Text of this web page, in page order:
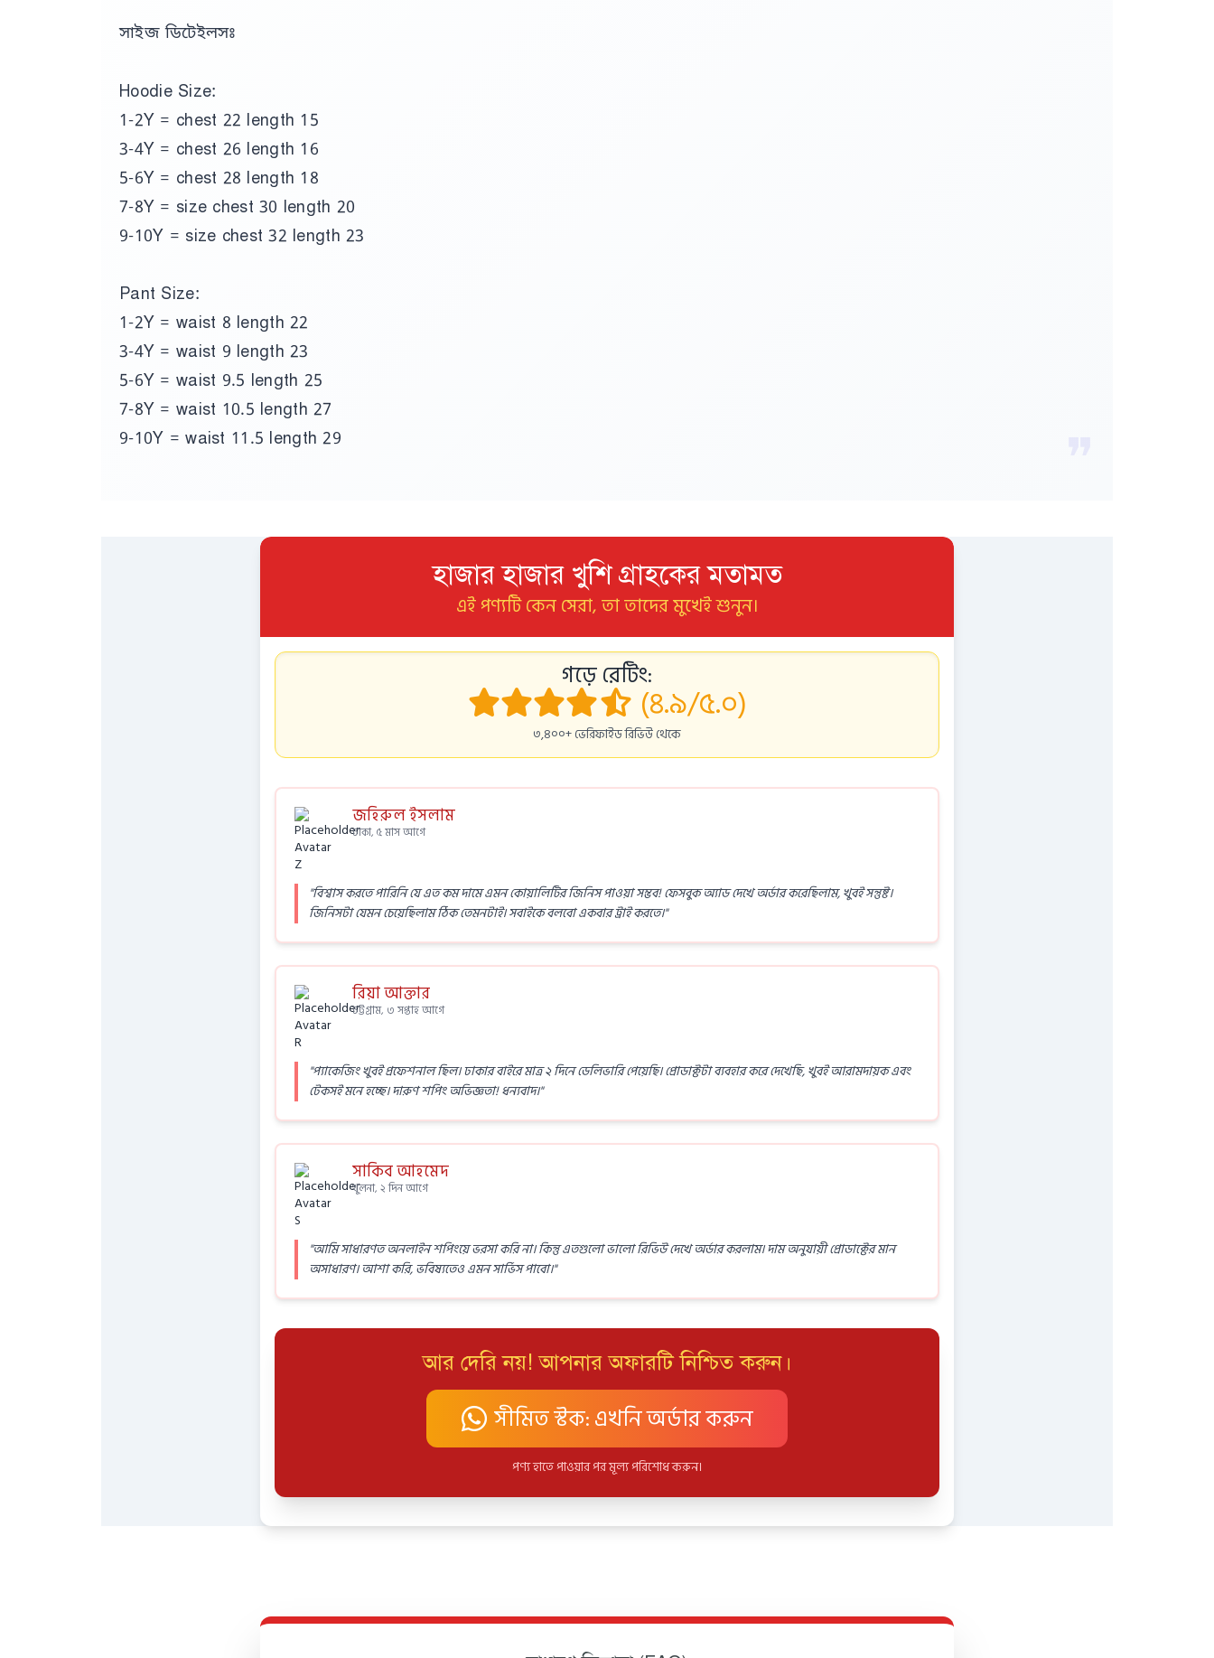
সাইজ ডিটেইলসঃ
Hoodie Size:
1-2Y = chest 22 length 15
3-4Y = chest 26 length 16
5-6Y = chest 28 length 18
7-8Y = size chest 30 length 20
9-10Y = size chest 32 length 23
Pant Size:
1-2Y = waist 8 length 22
3-4Y = waist 9 length 23
5-6Y = waist 9.5 length 25
7-8Y = waist 10.5 length 27
9-10Y = waist 11.5 length 29
হাজার হাজার খুশি গ্রাহকের মতামত
এই পণ্যটি কেন সেরা, তা তাদের মুখেই শুনুন।
গড়ে রেটিং:
(৪.৯/৫.০)
৩,৪০০+ ভেরিফাইড রিভিউ থেকে
জহিরুল ইসলাম
ঢাকা, ৫ মাস আগে
"বিশ্বাস করতে পারিনি যে এত কম দামে এমন কোয়ালিটির জিনিস পাওয়া সম্ভব! ফেসবুক অ্যাড দেখে অর্ডার করেছিলাম, খুবই সন্তুষ্ট।
জিনিসটা যেমন চেয়েছিলাম ঠিক তেমনটাই। সবাইকে বলবো একবার ট্রাই করতে।"
রিয়া আক্তার
চট্টগ্রাম, ৩ সপ্তাহ আগে
"প্যাকেজিং খুবই প্রফেশনাল ছিল। ঢাকার বাইরে মাত্র ২ দিনে ডেলিভারি পেয়েছি। প্রোডাক্টটা ব্যবহার করে দেখেছি, খুবই আরামদায়ক এবং
টেকসই মনে হচ্ছে। দারুণ শপিং অভিজ্ঞতা! ধন্যবাদ।"
সাকিব আহমেদ
খুলনা, ২ দিন আগে
"আমি সাধারণত অনলাইন শপিংয়ে ভরসা করি না। কিন্তু এতগুলো ভালো রিভিউ দেখে অর্ডার করলাম। দাম অনুযায়ী প্রোডাক্টের মান
অসাধারণ। আশা করি, ভবিষ্যতেও এমন সার্ভিস পাবো।"
আর দেরি নয়! আপনার অফারটি নিশ্চিত করুন।
সীমিত স্টক: এখনি অর্ডার করুন
পণ্য হাতে পাওয়ার পর মূল্য পরিশোধ করুন।